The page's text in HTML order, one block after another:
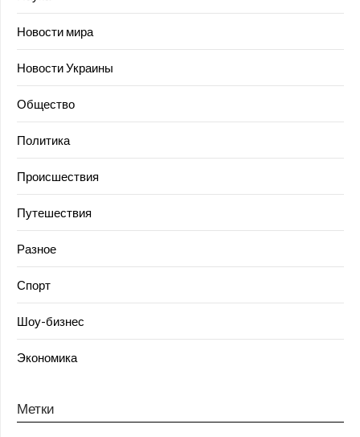
Новости мира
Новости Украины
Общество
Политика
Происшествия
Путешествия
Разное
Спорт
Шоу-бизнес
Экономика
Метки